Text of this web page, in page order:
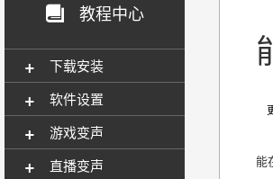
 教程中心
下载安装
+
软件设置
+
游戏变声
+
直播变声
+
能